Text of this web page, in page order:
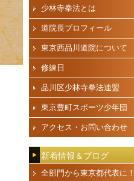
少林寺拳法とは
道院長プロフィール
東京西品川道院について
修練日
品川区少林寺拳法連盟
東京豊町スポーツ少年団
アクセス・お問い合わせ
新着情報＆ブログ
全部門から東京都代表に！